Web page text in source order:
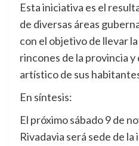
Esta iniciativa es el
de diversas áreas
con el objetivo de llevar
rincones de la provincia
artístico de sus
En síntesis:
El próximo sábado 9 de
Rivadavia será sede de